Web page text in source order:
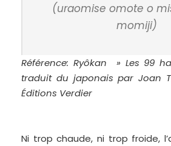
(uraomise omote o
momiji)
Référence: Ryôkan » Les 99
traduit du japonais par Joan
Éditions Verdier
Ni trop chaude, ni trop froide,